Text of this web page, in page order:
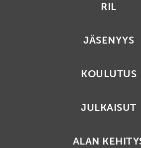
RIL
JÄSENYYS
KOULUTUS
JULKAISUT
ALAN